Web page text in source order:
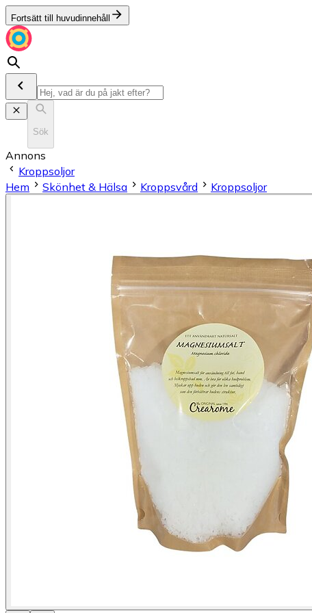
Fortsätt till huvudinnehåll
Sök
Annons
Kroppsoljor
Hem
Skönhet & Hälsa Kroppsvård Kroppsoljor